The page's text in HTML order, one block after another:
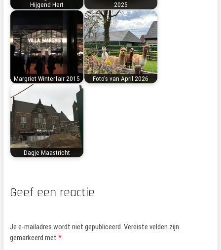
Hijgend Hert
2025
Margriet Winterfair 2015 Foto's van April 2026
Dagje Maastricht
Geef een reactie
Je e-mailadres wordt niet gepubliceerd. Vereiste velden zijn
gemarkeerd met *